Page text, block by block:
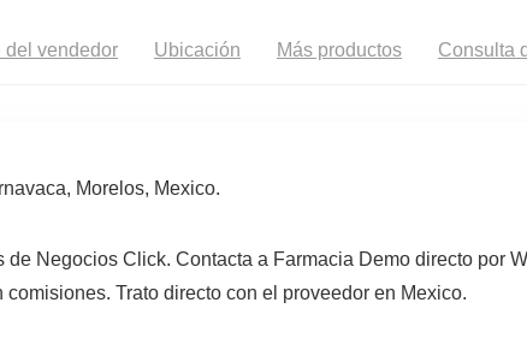
del vendedor Ubicación Más productos Consulta
Morelos, Mexico.
Negocios Click. Contacta a Farmacia Demo directo por
Trato directo con el proveedor en Mexico.